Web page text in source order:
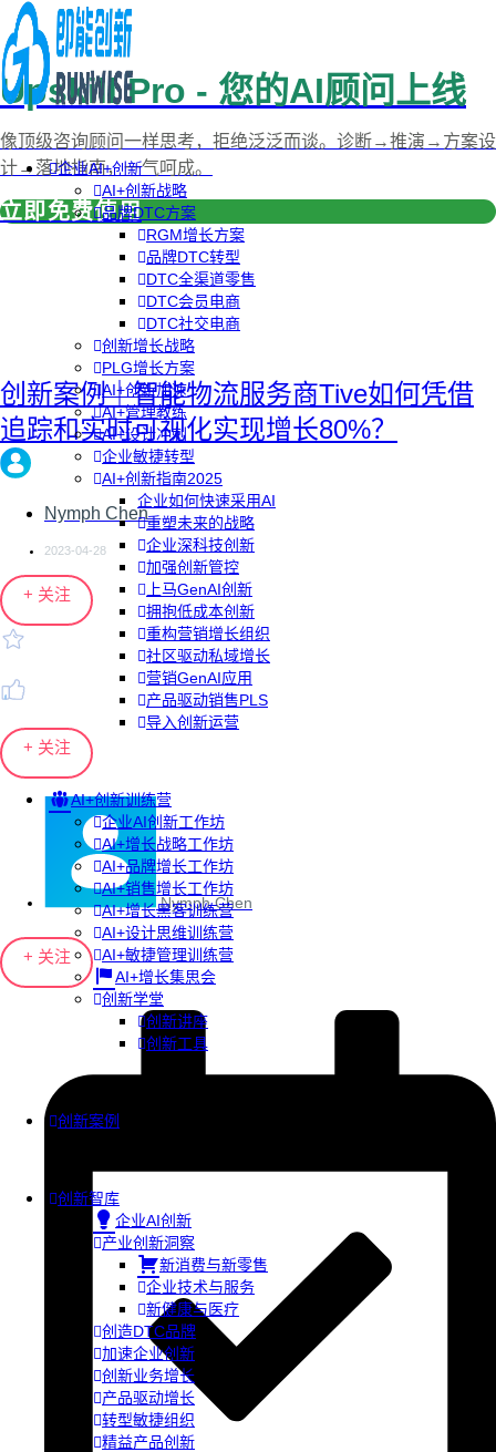
企业AI+创新
AI+创新战略
品牌DTC方案
RGM增长方案
品牌DTC转型
DTC全渠道零售
DTC会员电商
DTC社交电商
创新增长战略
PLG增长方案
AI+创新加速
AI+管理教练
AI+设计冲刺
企业敏捷转型
AI+创新指南2025
企业如何快速采用AI
重塑未来的战略
企业深科技创新
加强创新管控
上马GenAI创新
拥抱低成本创新
重构营销增长组织
社区驱动私域增长
营销GenAI应用
产品驱动销售PLS
导入创新运营
AI+创新训练营
企业AI创新工作坊
AI+增长战略工作坊
AI+品牌增长工作坊
AI+销售增长工作坊
AI+增长黑客训练营
AI+设计思维训练营
AI+敏捷管理训练营
AI+增长集思会
创新学堂
创新讲座
创新工具
创新案例
创新智库
企业AI创新
产业创新洞察
新消费与新零售
企业技术与服务
新健康与医疗
创造DTC品牌
加速企业创新
创新业务增长
产品驱动增长
转型敏捷组织
精益产品创新
Upskill Pro - 您的AI顾问上线
像顶级咨询顾问一样思考，拒绝泛泛而谈。诊断→推演→方案设
计→落地指南，一气呵成。
立即免费使用
创新案例｜智能物流服务商Tive如何凭借
追踪和实时可视化实现增长80%？
Nymph Chen
2023-04-28
+ 关注
+ 关注
Nymph Chen
+ 关注